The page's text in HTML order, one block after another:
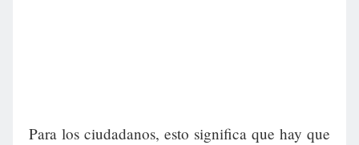
Para los ciudadanos, esto significa que hay que